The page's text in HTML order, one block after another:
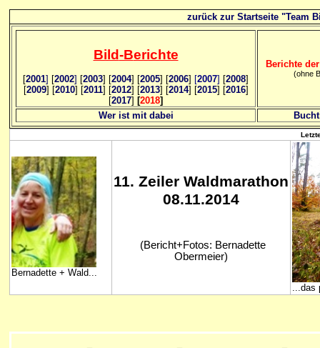
zurück zur Startseite "Team
Bild-Berichte
[2001] [2002] [2003] [2004] [2005] [2006] [2007] [2008]
[2009] [2010] [2011] [2012] [2013] [2014] [2015] [2016]
[2017] [2018]
Berichte
(ohne
Wer ist mit dabei
Bernadette + Wald...
11. Zeiler Waldmarathon
08.11.2014
(Bericht+Fotos: Bernadette
Obermeier)
...das